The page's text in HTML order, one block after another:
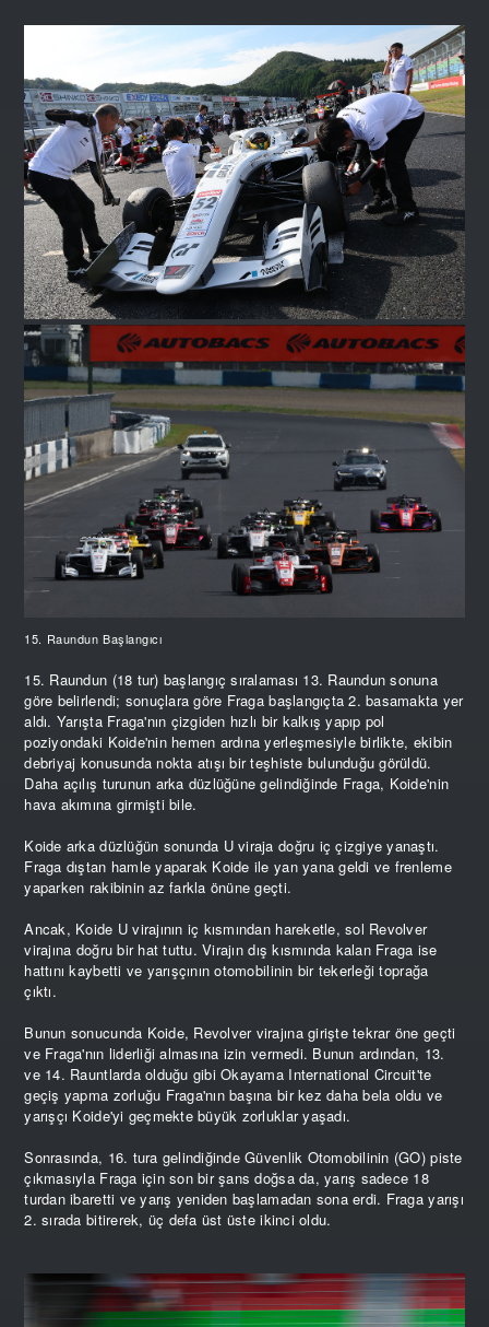
15. Raundun Başlangıcı
15. Raundun (18 tur) başlangıç sıralaması 13. Raundun sonuna
göre belirlendi; sonuçlara göre Fraga başlangıçta 2. basamakta yer
aldı. Yarışta Fraga'nın çizgiden hızlı bir kalkış yapıp pol
poziyondaki Koide'nin hemen ardına yerleşmesiyle birlikte, ekibin
debriyaj konusunda nokta atışı bir teşhiste bulunduğu görüldü.
Daha açılış turunun arka düzlüğüne gelindiğinde Fraga, Koide'nin
hava akımına girmişti bile.
Koide arka düzlüğün sonunda U viraja doğru iç çizgiye yanaştı.
Fraga dıştan hamle yaparak Koide ile yan yana geldi ve frenleme
yaparken rakibinin az farkla önüne geçti.
Ancak, Koide U virajının iç kısmından hareketle, sol Revolver
virajına doğru bir hat tuttu. Virajın dış kısmında kalan Fraga ise
hattını kaybetti ve yarışçının otomobilinin bir tekerleği toprağa
çıktı.
Bunun sonucunda Koide, Revolver virajına girişte tekrar öne geçti
ve Fraga'nın liderliği almasına izin vermedi. Bunun ardından, 13.
ve 14. Rauntlarda olduğu gibi Okayama International Circuit'te
geçiş yapma zorluğu Fraga'nın başına bir kez daha bela oldu ve
yarışçı Koide'yi geçmekte büyük zorluklar yaşadı.
Sonrasında, 16. tura gelindiğinde Güvenlik Otomobilinin (GO) piste
çıkmasıyla Fraga için son bir şans doğsa da, yarış sadece 18
turdan ibaretti ve yarış yeniden başlamadan sona erdi. Fraga yarışı
2. sırada bitirerek, üç defa üst üste ikinci oldu.